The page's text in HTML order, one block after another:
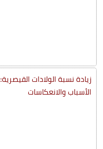
زيادة نسبة الولادات القيصرية:
الأسباب والانعكاسات